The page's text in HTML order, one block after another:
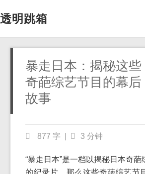
透明跳箱
暴走日本：揭秘这些
奇葩综艺节目的幕后
故事
877 字 3 分钟
“暴走日本”是一档以揭秘日本奇葩
的纪录片，那么这些奇葩综艺节